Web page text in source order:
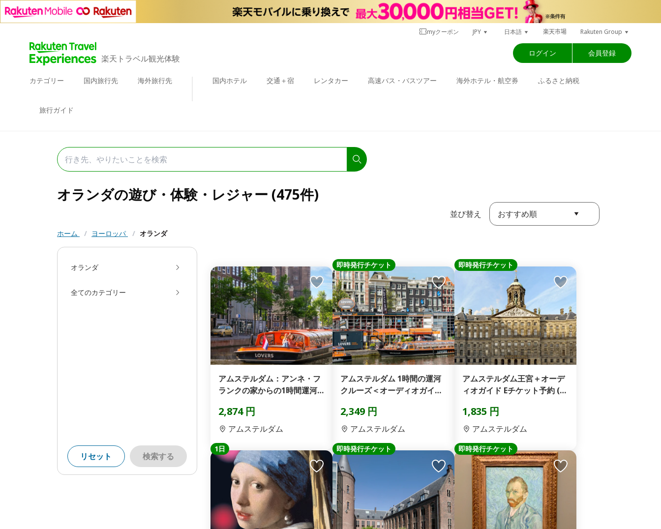
myクーポン JPY 日本語 楽天市場 Rakuten Group
楽天トラベル観光体験
ログイン 会員登録
カテゴリー 国内旅行先 海外旅行先 国内ホテル 交通＋宿 レンタカー 高速バス・バスツアー 海外ホテル・航空券 ふるさと納税
旅行ガイド
オランダの遊び・体験・レジャー (475件)
ホーム / ヨーロッパ / オランダ
並び替え おすすめ順
オランダ
全てのカテゴリー
リセット 検索する
アムステルダム：アンネ・フ
ランクの家からの1時間運河
2,874 円
アムステルダム
即時発行チケット
アムステルダム 1時間の運河
クルーズ＜オーディオガイド
2,349 円
アムステルダム
即時発行チケット
アムステルダム王宮＋オーデ
ィオガイド Eチケット予約 (即
1,835 円
アムステルダム
1日 即時発行チケット 即時発行チケット